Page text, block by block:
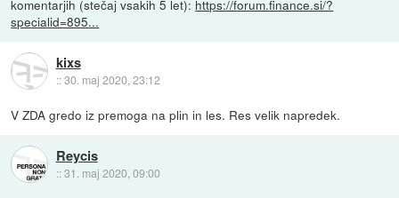
komentarjih (stečaj vsakih 5 let): https://forum.finance.si/?
specialid=895...
kixs
::30. maj 2020, 23:12
V ZDA gredo iz premoga na plin in les. Res velik napredek.
Reycis
::31. maj 2020, 09:00